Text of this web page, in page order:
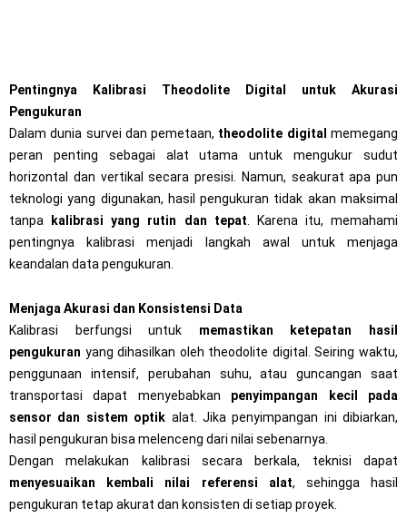
Pentingnya Kalibrasi Theodolite Digital untuk Akurasi
Pengukuran
Dalam dunia survei dan pemetaan, theodolite digital memegang
peran penting sebagai alat utama untuk mengukur sudut
horizontal dan vertikal secara presisi. Namun, seakurat apa pun
teknologi yang digunakan, hasil pengukuran tidak akan maksimal
tanpa
kalibrasi yang rutin dan tepat . Karena itu, memahami
pentingnya kalibrasi menjadi langkah awal untuk menjaga
keandalan data pengukuran.
Menjaga Akurasi dan Konsistensi Data
Kalibrasi berfungsi untuk memastikan ketepatan hasil
pengukuran yang dihasilkan oleh theodolite digital. Seiring waktu,
penggunaan intensif, perubahan suhu, atau guncangan saat
transportasi dapat menyebabkan penyimpangan kecil pada
sensor dan sistem optik alat. Jika penyimpangan ini dibiarkan,
hasil pengukuran bisa melenceng dari nilai sebenarnya.
Dengan melakukan kalibrasi secara berkala, teknisi dapat
menyesuaikan kembali nilai referensi alat, sehingga hasil
pengukuran tetap akurat dan konsisten di setiap proyek.